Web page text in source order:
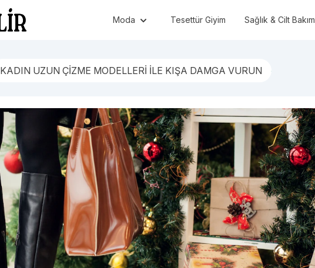
Moda Tesettür Giyim Sağlık & Cilt Bakım
KADIN UZUN ÇİZME MODELLERİ İLE KIŞA DAMGA VURUN